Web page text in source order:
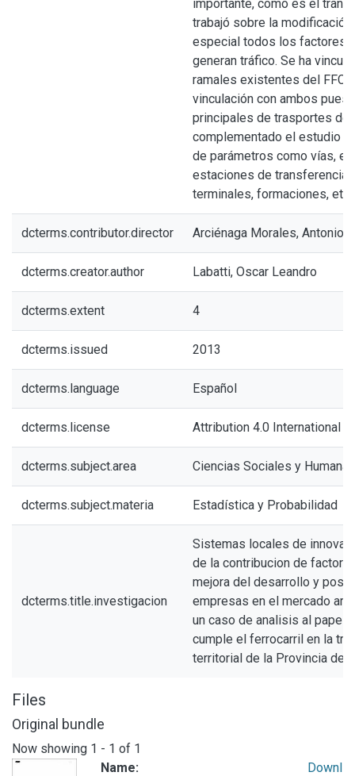
importante, como es el
trabajó sobre la
especial todos los factores
generan tráfico. Se ha
ramales existentes del
vinculación con ambos
principales de trasportes de
complementado el estudio
de parámetros como vías,
estaciones de transferencia,
terminales, formaciones, etc.
dcterms.contributor.director Arciénaga Morales, Antonio
dcterms.creator.author Labatti, Oscar Leandro
dcterms.extent 4
dcterms.issued 2013
dcterms.language Español
dcterms.license Attribution 4.0 International
dcterms.subject.area Ciencias Sociales y Humanas
dcterms.subject.materia Estadística y Probabilidad
dcterms.title.investigacion
Sistemas locales de
de la contribucion de
mejora del desarrollo y
empresas en el mercado
un caso de analisis al papel
cumple el ferrocarril en la
territorial de la Provincia de
Files
Original bundle
Now showing 1 - 1 of 1
Name:
Downl